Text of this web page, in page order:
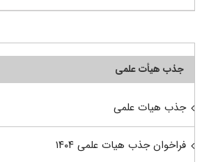
جذب هیأت علمی
جذب هیات علمی
فراخوان جذب هیات علمی ۱۴۰۴